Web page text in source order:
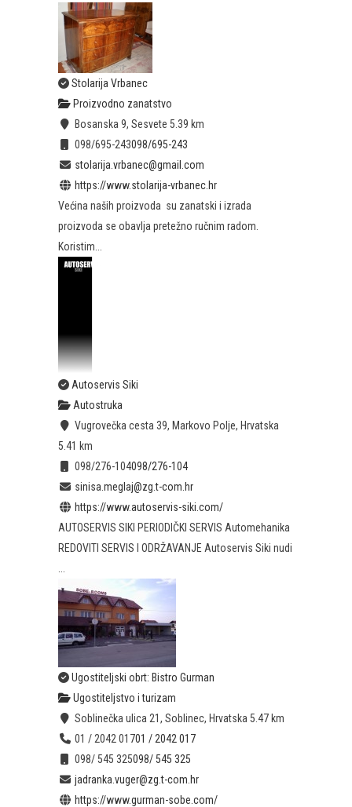
Stolarija Vrbanec
Proizvodno zanatstvo
Bosanska 9, Sesvete 5.39 km
098/695-243098/695-243
stolarija.vrbanec@gmail.com
https://www.stolarija-vrbanec.hr
Većina naših proizvoda su zanatski i izrada
proizvoda se obavlja pretežno ručnim radom.
Koristim...
Autoservis Siki
Autostruka
Vugrovečka cesta 39, Markovo Polje, Hrvatska
5.41 km
098/276-104098/276-104
sinisa.meglaj@zg.t-com.hr
https://www.autoservis-siki.com/
AUTOSERVIS SIKI PERIODIČKI SERVIS Automehanika
REDOVITI SERVIS I ODRŽAVANJE Autoservis Siki nudi
...
Ugostiteljski obrt: Bistro Gurman
Ugostiteljstvo i turizam
Soblinečka ulica 21, Soblinec, Hrvatska 5.47 km
01 / 2042 01701 / 2042 017
098/ 545 325098/ 545 325
jadranka.vuger@zg.t-com.hr
https://www.gurman-sobe.com/